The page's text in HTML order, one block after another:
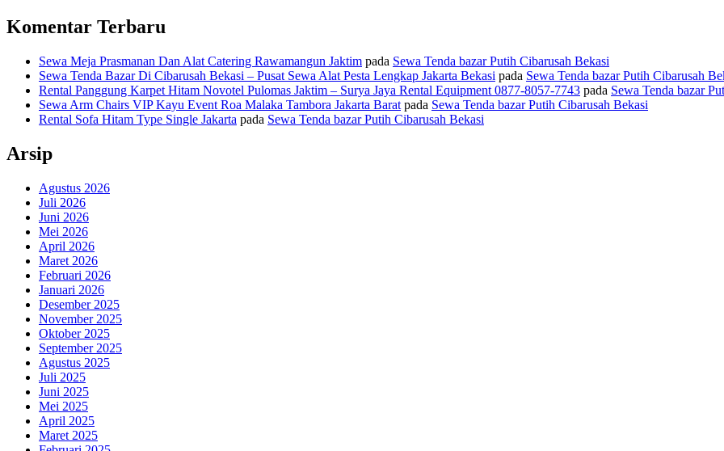
Komentar Terbaru
Sewa Meja Prasmanan Dan Alat Catering Rawamangun Jaktim pada Sewa Tenda bazar Putih Cibarusah Bekasi
Sewa Tenda Bazar Di Cibarusah Bekasi – Pusat Sewa Alat Pesta Lengkap Jakarta Bekasi pada Sewa Tenda bazar Putih Cibarusah
Rental Panggung Karpet Hitam Novotel Pulomas Jaktim – Surya Jaya Rental Equipment 0877-8057-7743 pada Sewa Tenda bazar
Sewa Arm Chairs VIP Kayu Event Roa Malaka Tambora Jakarta Barat pada Sewa Tenda bazar Putih Cibarusah Bekasi
Rental Sofa Hitam Type Single Jakarta pada Sewa Tenda bazar Putih Cibarusah Bekasi
Arsip
Agustus 2026
Juli 2026
Juni 2026
Mei 2026
April 2026
Maret 2026
Februari 2026
Januari 2026
Desember 2025
November 2025
Oktober 2025
September 2025
Agustus 2025
Juli 2025
Juni 2025
Mei 2025
April 2025
Maret 2025